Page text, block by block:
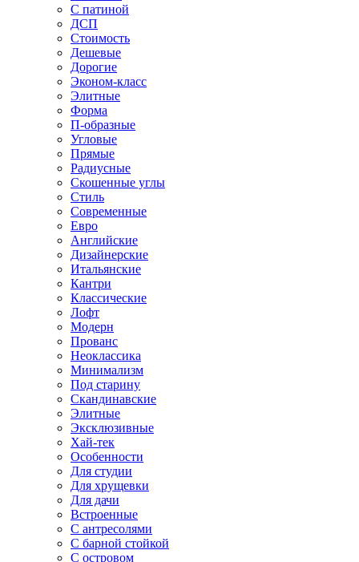
С патиной
ДСП
Стоимость
Дешевые
Дорогие
Эконом-класс
Элитные
Форма
П-образные
Угловые
Прямые
Радиусные
Скошенные углы
Стиль
Современные
Евро
Английские
Дизайнерские
Итальянские
Кантри
Классические
Лофт
Модерн
Прованс
Неоклассика
Минимализм
Под старину
Скандинавские
Элитные
Эксклюзивные
Хай-тек
Особенности
Для студии
Для хрущевки
Для дачи
Встроенные
С антресолями
С барной стойкой
С островом